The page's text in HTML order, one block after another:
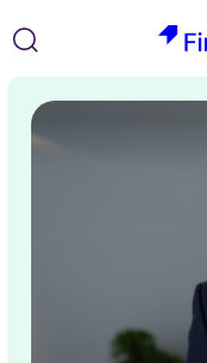
Liigu
sisusse